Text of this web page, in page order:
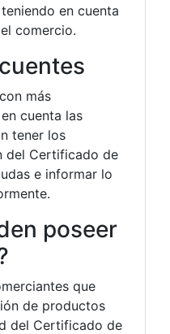
en cuenta
comercio.
más
cuenta las
tener los
del Certificado de
e informar lo
poseer
que
de productos
del Certificado de